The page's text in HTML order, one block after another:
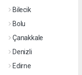
Bilecik
Bolu
Çanakkale
Denizli
Edirne